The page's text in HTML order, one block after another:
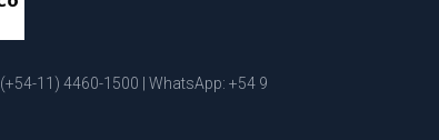
(+54-11) 4460-1500 | WhatsApp: +54 9